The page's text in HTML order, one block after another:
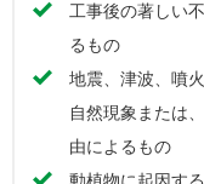
工事後の著しい
るもの
地震、津波、噴
自然現象または
由によるもの